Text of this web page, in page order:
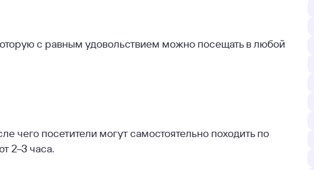
с равным удовольствием можно посещать в любой
чего посетители могут самостоятельно походить по
2–3 часа.